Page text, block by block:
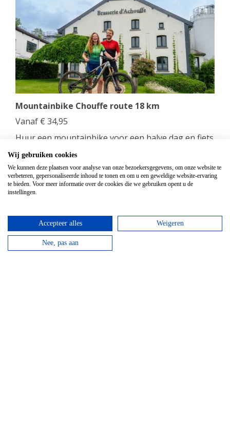
Mountainbike Chouffe route 18 km
Vanaf € 34,95
Huur een mountainbike voor een halve dag en fiets
langs de beroemde Achouffe brouwerij.
bekijken
Wij gebruiken cookies
We kunnen deze plaatsen voor analyse van onze bezoekersgegevens, om onze website te
verbeteren, gepersonaliseerde inhoud te tonen en om u een geweldige website-ervaring
te bieden. Voor meer informatie over de cookies die we gebruiken opent u de
instellingen.
Accepteer alles Weigeren
Nee, pas aan